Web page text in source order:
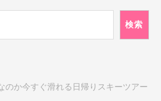
検索
のか今すぐ滑れる日帰りスキーツアー